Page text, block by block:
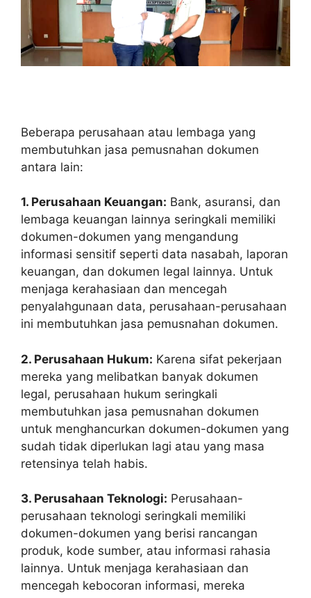
Beberapa perusahaan atau lembaga yang
membutuhkan jasa pemusnahan dokumen
antara lain:
1. Perusahaan Keuangan: Bank, asuransi, dan
lembaga keuangan lainnya seringkali memiliki
dokumen-dokumen yang mengandung
informasi sensitif seperti data nasabah, laporan
keuangan, dan dokumen legal lainnya. Untuk
menjaga kerahasiaan dan mencegah
penyalahgunaan data, perusahaan-perusahaan
ini membutuhkan jasa pemusnahan dokumen.
2. Perusahaan Hukum: Karena sifat pekerjaan
mereka yang melibatkan banyak dokumen
legal, perusahaan hukum seringkali
membutuhkan jasa pemusnahan dokumen
untuk menghancurkan dokumen-dokumen yang
sudah tidak diperlukan lagi atau yang masa
retensinya telah habis.
3. Perusahaan Teknologi: Perusahaan-
perusahaan teknologi seringkali memiliki
dokumen-dokumen yang berisi rancangan
produk, kode sumber, atau informasi rahasia
lainnya. Untuk menjaga kerahasiaan dan
mencegah kebocoran informasi, mereka